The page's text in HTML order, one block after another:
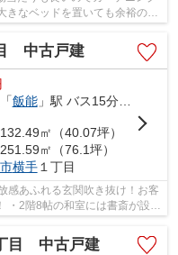
なベッドを置いても余裕の広
ランド...
中古戸建
「飯能」駅 バス15分 「横手2丁目」 停歩1分
㎡（40.07坪）
㎡（76.1坪）
横手１丁目
感あふれる玄関吹き抜け！お客
・2階8帖の和室には書斎が設け
目 中古戸建